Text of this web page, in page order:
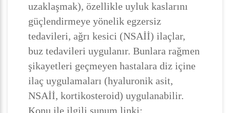
uzaklaşmak), özellikle uyluk kaslarını
güçlendirmeye yönelik egzersiz
tedavileri, ağrı kesici (NSAİİ) ilaçlar,
buz tedavileri uygulanır. Bunlara rağmen
şikayetleri geçmeyen hastalara diz içine
ilaç uygulamaları (hyaluronik asit,
NSAİİ, kortikosteroid) uygulanabilir.
Konu ile ilgili sunum linki: